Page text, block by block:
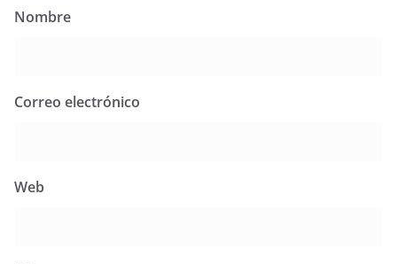
Nombre
Correo electrónico
Web